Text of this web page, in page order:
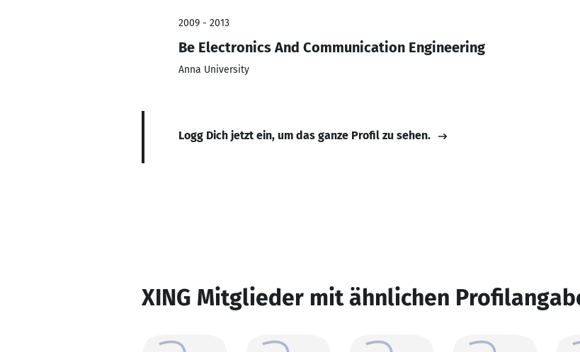
2009 - 2013
Be Electronics And Communication Engineering
Anna University
Logg Dich jetzt ein, um das ganze Profil zu sehen.
XING Mitglieder mit ähnlichen